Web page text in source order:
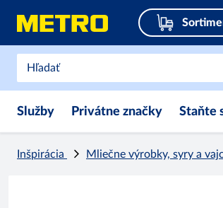
Služby Privátne značky Staňte
Inšpirácia Mliečne výrobky, syry a